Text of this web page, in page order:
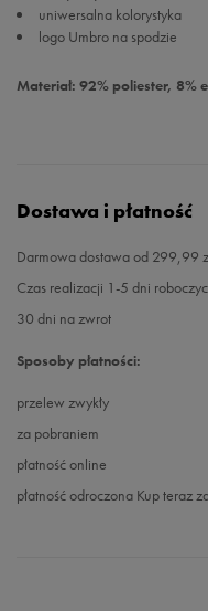
uniwersalna kolorystyka
logo Umbro na spodzie
Materiał: 92% poliester, 8%
Dostawa i płatność
Darmowa dostawa od 299,99
Czas realizacji 1-5 dni
30 dni na zwrot
Sposoby płatności:
przelew zwykły
za pobraniem
płatność online
płatność odroczona Kup teraz